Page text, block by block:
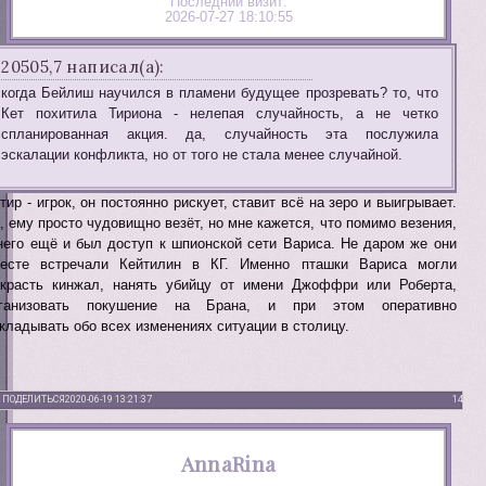
2026-07-27 18:10:55
20505,7 написал(а):
когда Бейлиш научился в пламени будущее прозревать? то, что
Кет похитила Тириона - нелепая случайность, а не четко
спланированная акция. да, случайность эта послужила
эскалации конфликта, но от того не стала менее случайной.
- игрок, он постоянно рискует, ставит всё на зеро и выигрывает.
ему просто чудовищно везёт, но мне кажется, что помимо везения,
ещё и был доступ к шпионской сети Вариса. Не даром же они
встречали Кейтилин в КГ. Именно пташки Вариса могли
кинжал, нанять убийцу от имени Джоффри или Роберта,
покушение на Брана, и при этом оперативно
обо всех изменениях ситуации в столицу.
ПОДЕЛИТЬСЯ 14
2020-06-19 13:21:37
AnnaRina